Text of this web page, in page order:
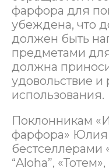
фарфора для
убеждена, что
должен быть
предметами
должна
удовольствие и
использования.
Поклонникам
фарфора» Юлия
бестселлерами
“Aloha”,